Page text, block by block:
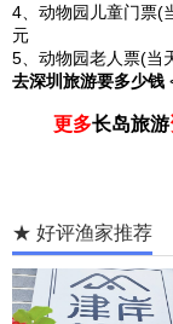
4、动物园儿童门票(
元
5、动物园老人票(当
去深圳旅游要多少钱
更多长岛旅游
★ 好评渔家推荐